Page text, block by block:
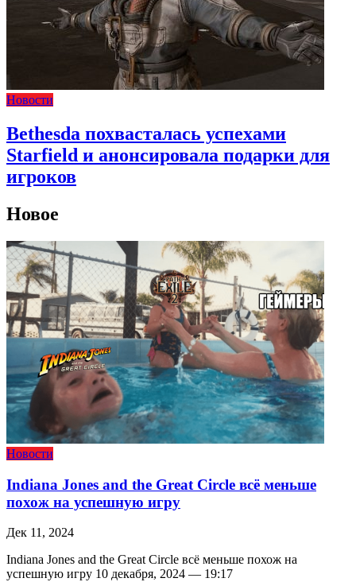
Новости
Bethesda похвасталась успехами
Starfield и анонсировала подарки для
игроков
Новое
Новости
Indiana Jones and the Great Circle всё меньше
похож на успешную игру
Дек 11, 2024
Indiana Jones and the Great Circle всё меньше похож на
успешную игру 10 декабря, 2024 — 19:17